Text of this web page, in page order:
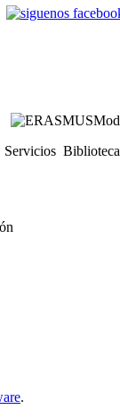
Servicios Biblioteca
.